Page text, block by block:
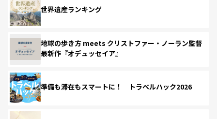
世界遺産ランキング
地球の歩き方 meets クリストファー・ノーラン監督
最新作『オデュッセイア』
準備も滞在もスマートに！ トラベルハック2026